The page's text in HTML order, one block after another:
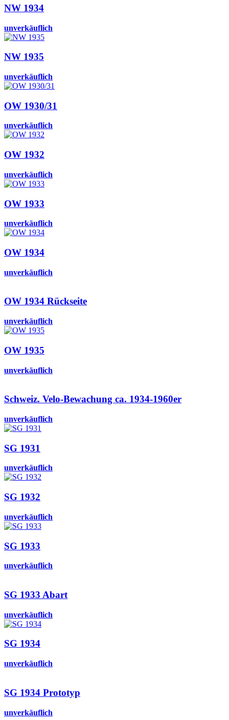
NW 1934
unverkäuflich
NW 1935
unverkäuflich
OW 1930/31
unverkäuflich
OW 1932
unverkäuflich
OW 1933
unverkäuflich
OW 1934
unverkäuflich
OW 1934 Rückseite
unverkäuflich
OW 1935
unverkäuflich
Schweiz. Velo-Bewachung ca. 1934-1960er
unverkäuflich
SG 1931
unverkäuflich
SG 1932
unverkäuflich
SG 1933
unverkäuflich
SG 1933 Abart
unverkäuflich
SG 1934
unverkäuflich
SG 1934 Prototyp
unverkäuflich